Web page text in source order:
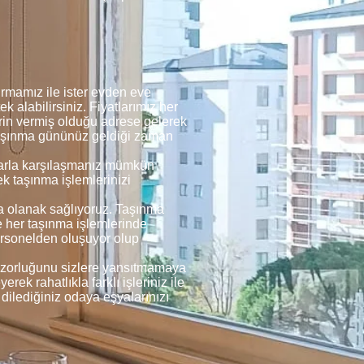
ile ister evden eve
alabilirsiniz. Fiyatlarımız her
vermiş olduğu adrese gelerek
gününüz geldiği zaman
karşılaşmanız mümkün
taşınma işlemlerinizi
sağlıyoruz. Taşınma
taşınma işlemlerinde
oluşuyor olup
sizlere yansıtmamaya
rahatlıkla farklı işleriniz ile
odaya eşyalarınızı